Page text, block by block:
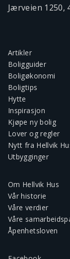
Jærveien 1250,
Artikler
Boligguider
Boligøkonomi
Boligtips
Hytte
Inspirasjon
Kjøpe ny bolig
Lover og regler
Nytt fra Hellvik
Utbygginger
Om Hellvik Hus
Vår historie
Våre verdier
Våre
Åpenhetsloven